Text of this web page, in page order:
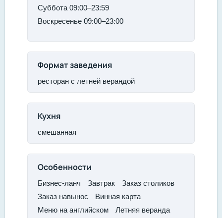
Суббота 09:00–23:59
Воскресенье 09:00–23:00
Формат заведения
ресторан с летней верандой
Кухня
смешанная
Особенности
​Бизнес-ланч ​Завтрак​
Заказ столиков
​Заказ навынос​
Винная карта​
Меню на английском​
Летняя веранда​